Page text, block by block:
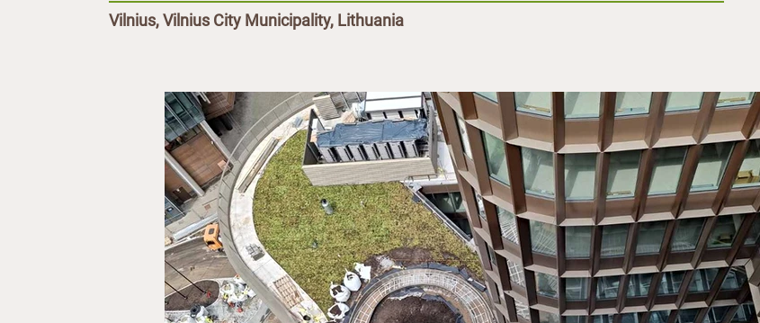
Vilnius, Vilnius City Municipality, Lithuania